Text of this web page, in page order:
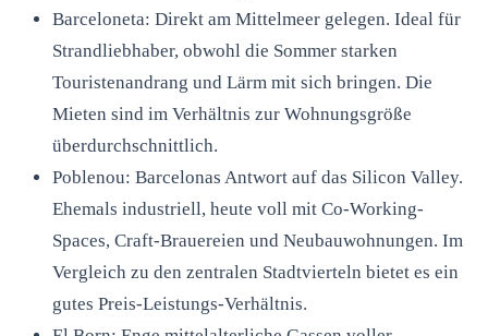
Barceloneta: Direkt am Mittelmeer gelegen. Ideal für
Strandliebhaber, obwohl die Sommer starken
Touristenandrang und Lärm mit sich bringen. Die
Mieten sind im Verhältnis zur Wohnungsgröße
überdurchschnittlich.
Poblenou: Barcelonas Antwort auf das Silicon Valley.
Ehemals industriell, heute voll mit Co-Working-
Spaces, Craft-Brauereien und Neubauwohnungen. Im
Vergleich zu den zentralen Stadtvierteln bietet es ein
gutes Preis-Leistungs-Verhältnis.